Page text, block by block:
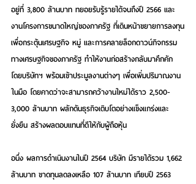
อยู่ที่ 3,800 ล้านบาท ทยอยรับรู้รายได้จนถึงปี 2566 และ
งานโครงการขนาดใหญ่ของภาครัฐ ที่เดินหน้าขยายการลงทุน
เพื่อกระตุ้นเศรษฐกิจ หมู่ และการคลายล็อกดาวน์กิจกรรม
ทางเศรษฐกิจของภาครัฐ ทำให้งานก่อสร้างกลับมาคึกคัก
โดยบริษัทฯ พร้อมเข้าประมูลงานต่างๆ เพื่อเพิ่มปริมาณงาน
ในมือ โดยคาดว่าจะสามารถคว้างานใหม่ได้ราว 2,500-
3,000 ล้านบาท ผลักดันธุรกิจเติบโตอย่างแข็งแกร่งและ
ยั่งยืน สร้างผลตอบแทนที่ดีให้กับผู้ถือหุ้น
อนึ่ง ผลการดำเนินงานในปี 2564 บริษัท มีรายได้รวม 1,662
ล้านบาท ขาดทุนลดลงเหลือ 107 ล้านบาท เทียบปี 2563